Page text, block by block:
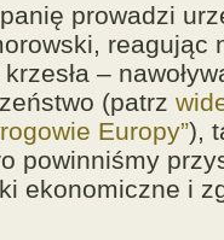
prowadzi
reagując
–
(patrz
Europy”),
powinniśmy
ekonomiczne i